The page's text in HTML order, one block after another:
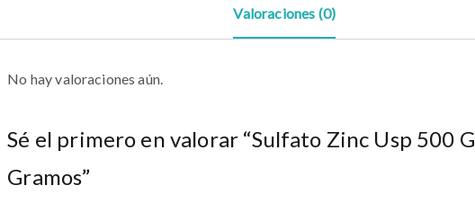
Valoraciones (0)
No hay valoraciones aún.
Sé el primero en valorar “Sulfato Zinc Usp 500 G
Gramos”